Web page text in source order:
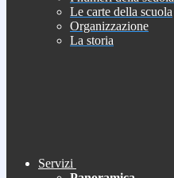
Le carte della scuola
Organizzazione
La storia
Servizi